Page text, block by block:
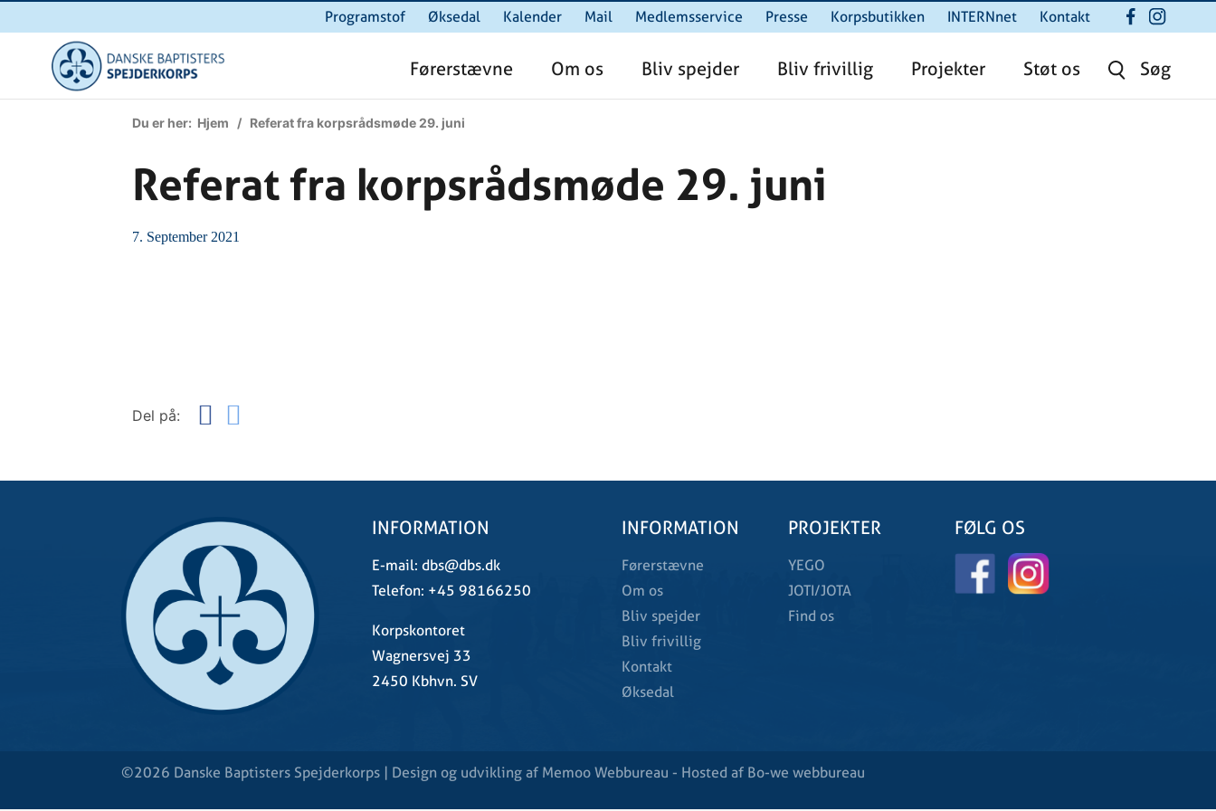
Programstof Øksedal Kalender Mail Medlemsservice Presse Korpsbutikken INTERNnet Kontakt
Søg
Førerstævne Om os Bliv spejder Bliv frivillig Projekter Støt os
Du er her: Hjem / Referat fra korpsrådsmøde 29. juni
Referat fra korpsrådsmøde 29. juni
7. September 2021
Del på:
INFORMATION
E-mail: dbs@dbs.dk
Telefon: +45 98166250
Korpskontoret
Wagnersvej 33
2450 Kbhvn. SV
INFORMATION
Førerstævne
Om os
Bliv spejder
Bliv frivillig
Kontakt
Øksedal
PROJEKTER
YEGO
JOTI/JOTA
Find os
FØLG OS
©2026 Danske Baptisters Spejderkorps | Design og udvikling af Memoo Webbureau - Hosted af Bo-we webbureau